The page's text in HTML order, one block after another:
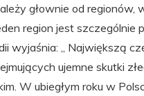
głownie od regionów,
region jest szczególnie
wyjaśnia: „ Największą
ujemne skutki
W ubiegłym roku w